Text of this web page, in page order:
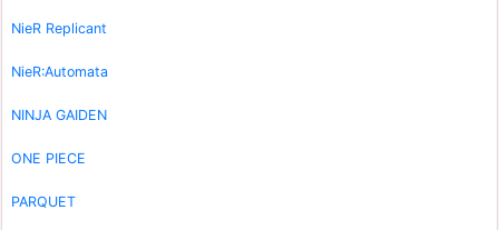
NieR Replicant
NieR:Automata
NINJA GAIDEN
ONE PIECE
PARQUET